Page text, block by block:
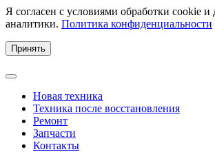
Я согласен с условиями обработки cookie
аналитики. Политика конфиденциальности
Принять
Новая техника
Техника после восстановления
Ремонт
Запчасти
Контакты